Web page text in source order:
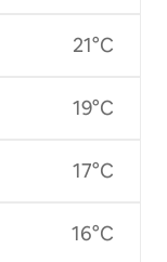
21°C
19°C
17°C
16°C